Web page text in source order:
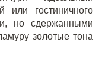
или гостиничного
но сдержанными
золотые тона